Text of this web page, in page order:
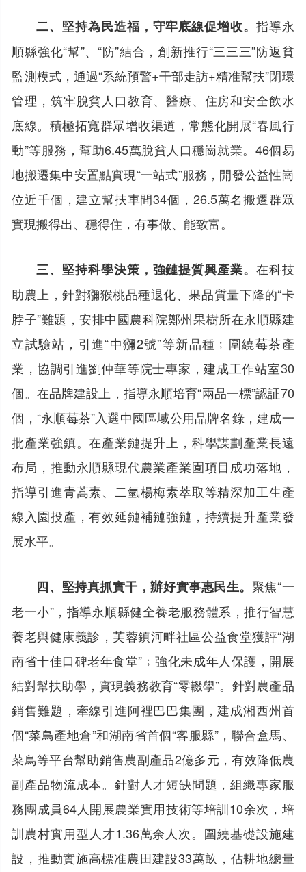
二、堅持為民造福，守牢底線促增收。 指導永
順縣強化“幫”、“防”結合，創新推行“三三三”防返貧
監測模式，通過“系統預警+干部走訪+精准幫扶”閉環
管理，筑牢脫貧人口教育、醫療、住房和安全飲水
底線。積極拓寬群眾增收渠道，常態化開展“春風行
動”等服務，幫助6.45萬脫貧人口穩崗就業。46個易
地搬遷集中安置點實現“一站式”服務，開發公益性崗
位近千個，建立幫扶車間34個，26.5萬名搬遷群眾
實現搬得出、穩得住，有事做、能致富。
三、堅持科學決策，強鏈提質興產業。 在科技
助農上，針對獼猴桃品種退化、果品質量下降的“卡
脖子”難題，安排中國農科院鄭州果樹所在永順縣建
立試驗站，引進“中獼2號”等新品種﹔圍繞莓茶產
業，協調引進劉仲華等院士專家，建成工作站室30
個。在品牌建設上，指導永順培育“兩品一標”認証70
個，“永順莓茶”入選中國區域公用品牌名錄，建成一
批產業強鎮。在產業鏈提升上，科學謀劃產業長遠
布局，推動永順縣現代農業產業園項目成功落地，
指導引進青蒿素、二氫楊梅素萃取等精深加工生產
線入園投產，有效延鏈補鏈強鏈，持續提升產業發
展水平。
四、堅持真抓實干，辦好實事惠民生。 聚焦“一
老一小”，指導永順縣健全養老服務體系，推行智慧
養老與健康義診，芙蓉鎮河畔社區公益食堂獲評“湖
南省十佳口碑老年食堂”﹔強化未成年人保護，開展
結對幫扶助學，實現義務教育“零輟學”。針對農產品
銷售難題，牽線引進阿裡巴巴集團，建成湘西州首
個“菜鳥產地倉”和湖南省首個“客服縣”，聯合盒馬、
菜鳥等平台幫助銷售農副產品2億多元，有效降低農
副產品物流成本。針對人才短缺問題，組織專家服
務團成員64人開展農業實用技術等培訓10余次，培
訓農村實用型人才1.36萬余人次。圍繞基礎設施建
設，推動實施高標准農田建設33萬畝，佔耕地總量